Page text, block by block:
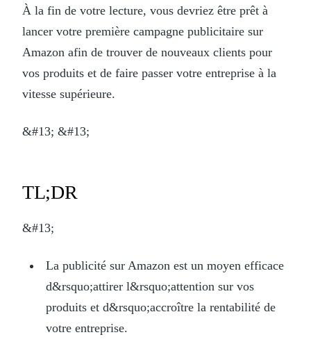
À la fin de votre lecture, vous devriez être prêt à
lancer votre première campagne publicitaire sur
Amazon afin de trouver de nouveaux clients pour
vos produits et de faire passer votre entreprise à la
vitesse supérieure.
&#13; &#13;
TL;DR
&#13;
La publicité sur Amazon est un moyen efficace
d&rsquo;attirer l&rsquo;attention sur vos
produits et d&rsquo;accroître la rentabilité de
votre entreprise.